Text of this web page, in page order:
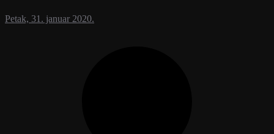
Petak, 31. januar 2020.